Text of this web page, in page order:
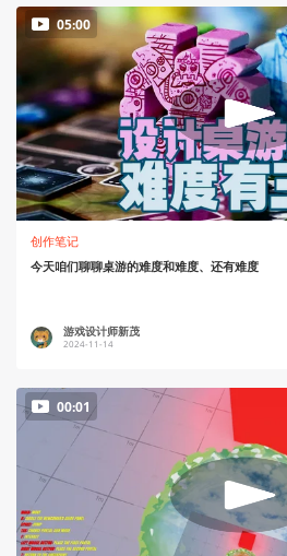
05:00
创作笔记
今天咱们聊聊桌游的难度和难度、还有难度
游戏设计师新茂
2024-11-14
00:01